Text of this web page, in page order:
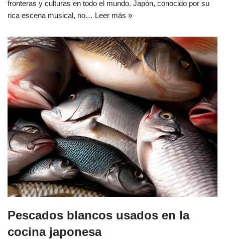
fronteras y culturas en todo el mundo. Japón, conocido por su
rica escena musical, no… Leer más »
Pescados blancos usados en la
cocina japonesa